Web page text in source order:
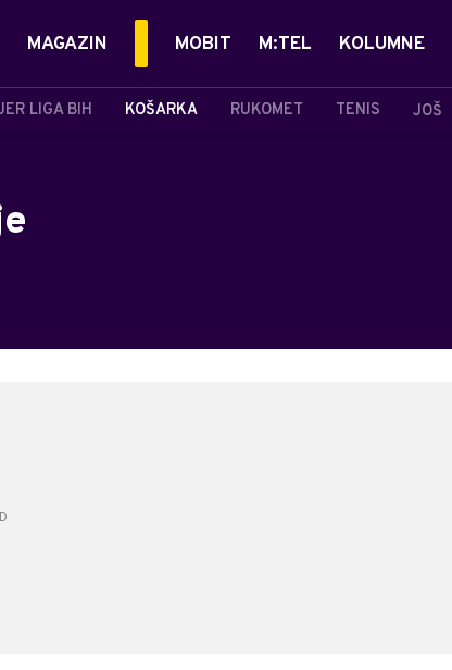
LIGA BIH KOŠARKA RUKOMET TENIS JOŠ
MAGAZIN MOBIT M:TEL KOLUMNE